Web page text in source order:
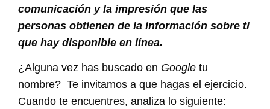
comunicación y la impresión que las
personas obtienen de la información sobre ti
que hay disponible en línea.
¿Alguna vez has buscado en Google tu
nombre? Te invitamos a que hagas el ejercicio.
Cuando te encuentres, analiza lo siguiente: